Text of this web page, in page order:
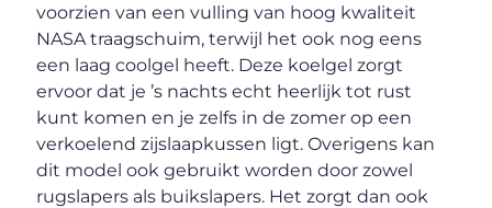
voorzien van een vulling van hoog kwaliteit
NASA traagschuim, terwijl het ook nog eens
een laag coolgel heeft. Deze koelgel zorgt
ervoor dat je ’s nachts echt heerlijk tot rust
kunt komen en je zelfs in de zomer op een
verkoelend zijslaapkussen ligt. Overigens kan
dit model ook gebruikt worden door zowel
rugslapers als buikslapers. Het zorgt dan ook